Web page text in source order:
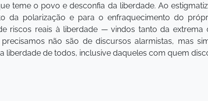
teme o povo e desconfia da liberdade. Ao
da polarização e para o enfraquecimento do
riscos reais à liberdade — vindos tanto da extrema
não são de discursos alarmistas, mas
liberdade de todos, inclusive daqueles com quem